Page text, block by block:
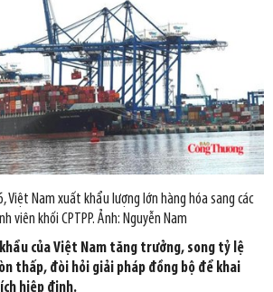
Việt Nam xuất khẩu lượng lớn hàng hóa sang các
viên khối CPTPP. Ảnh: Nguyễn Nam
của Việt Nam tăng trưởng, song tỷ lệ
thấp, đòi hỏi giải pháp đồng bộ để khai
hiệp định.